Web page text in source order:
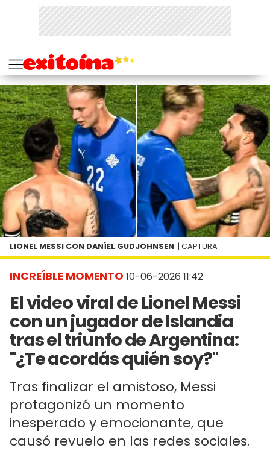
INCREÍBLE MOMENTO 10-06-2026 11:42
El video viral de Lionel Messi
con un jugador de Islandia
tras el triunfo de Argentina:
"¿Te acordás quién soy?"
Tras finalizar el amistoso, Messi
protagonizó un momento
inesperado y emocionante, que
causó revuelo en las redes sociales.
LIONEL MESSI CON DANÍEL GUDJOHNSEN | CAPTURA